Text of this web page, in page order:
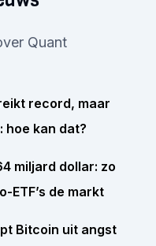
Quant
record, maar
hoe kan dat?
miljard dollar: zo
ETF’s de markt
Bitcoin uit angst